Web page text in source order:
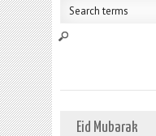
Eid Mubarak